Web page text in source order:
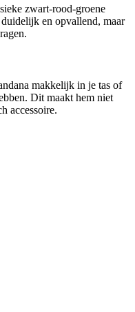
zwart-rood-groene
en opvallend, maar
makkelijk in je tas of
Dit maakt hem niet
accessoire.